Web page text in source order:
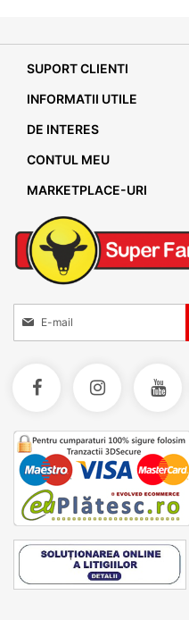
SUPORT CLIENTI
INFORMATII UTILE
DE INTERES
CONTUL MEU
MARKETPLACE-URI
Inscrieti-va la Buletinele